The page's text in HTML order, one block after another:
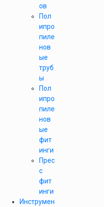
ов
Пол
ипро
пиле
нов
ые
труб
ы
Пол
ипро
пиле
нов
ые
фит
инги
Прес
с
фит
инги
Инструмен